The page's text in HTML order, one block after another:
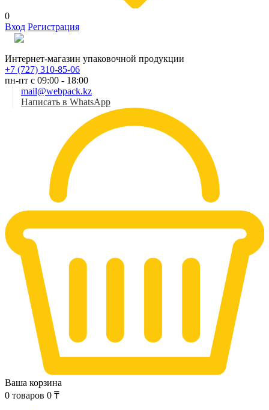
0
Вход Регистрация
Интернет-магазин упаковочной продукции
+7 (727) 310-85-06
пн-пт с 09:00 - 18:00
mail@webpack.kz
Написать в WhatsApp
Ваша корзина
0 товаров 0 ₸